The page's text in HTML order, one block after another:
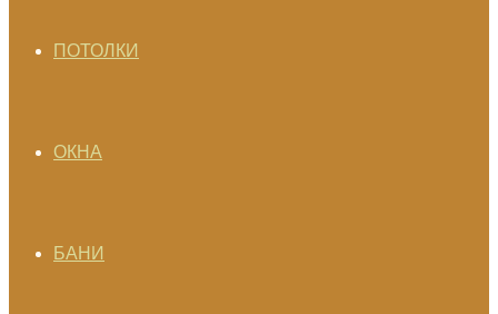
ПОТОЛКИ
ОКНА
БАНИ